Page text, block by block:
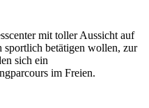
mit toller Aussicht auf
sportlich betätigen wollen, zur
sich ein
im Freien.